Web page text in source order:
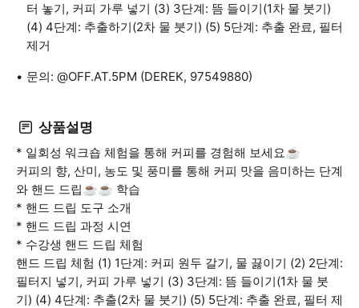
터 놓기, 커피 가루 넣기 (3) 3단계: 뜸 들이기(1차 물 붓기)
(4) 4단계: 추출하기(2차 물 붓기) (5) 5단계: 추출 완료, 필터
제거
문의: @OFF.AT.5PM (DEREK, 97549880)
상품설명
* 일회성 워크숍 체험을 통해 커피를 경험해 보세요☕️
커피의 향, 산미, 농도 및 풍미를 통해 커피 맛을 음미하는 단계
와 핸드 드립☕️☕️ 학습
* 핸드 드립 도구 소개
* 핸드 드립 과정 시연
* 수강생 핸드 드립 체험
핸드 드립 체험 (1) 1단계: 커피 원두 갈기, 물 끓이기 (2) 2단계:
필터지 넣기, 커피 가루 넣기 (3) 3단계: 뜸 들이기(1차 물 붓
기) (4) 4단계: 추출(2차 물 붓기) (5) 5단계: 추출 완료, 필터 제